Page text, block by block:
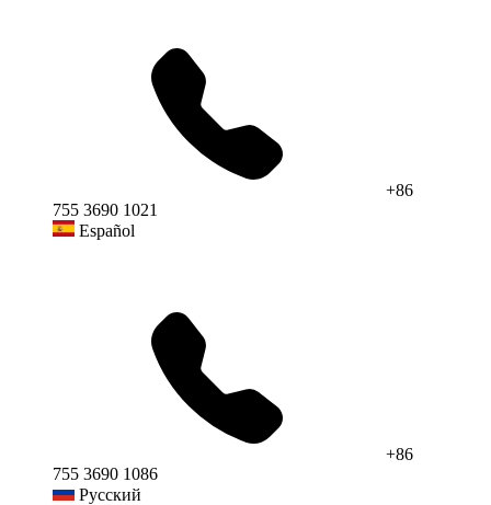
+86
755 3690 1021
Español
+86
755 3690 1086
Русский